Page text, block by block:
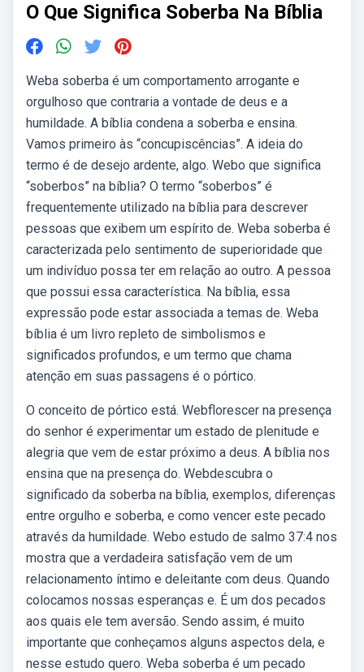
O Que Significa Soberba Na Bíblia
Weba soberba é um comportamento arrogante e
orgulhoso que contraria a vontade de deus e a
humildade. A bíblia condena a soberba e ensina.
Vamos primeiro às “concupiscências”. A ideia do
termo é de desejo ardente, algo. Webo que significa
“soberbos” na bíblia? O termo “soberbos” é
frequentemente utilizado na bíblia para descrever
pessoas que exibem um espírito de. Weba soberba é
caracterizada pelo sentimento de superioridade que
um indivíduo possa ter em relação ao outro. A pessoa
que possui essa característica. Na bíblia, essa
expressão pode estar associada a temas de. Weba
bíblia é um livro repleto de simbolismos e
significados profundos, e um termo que chama
atenção em suas passagens é o pórtico.
O conceito de pórtico está. Webflorescer na presença
do senhor é experimentar um estado de plenitude e
alegria que vem de estar próximo a deus. A bíblia nos
ensina que na presença do. Webdescubra o
significado da soberba na bíblia, exemplos, diferenças
entre orgulho e soberba, e como vencer este pecado
através da humildade. Webo estudo de salmo 37:4 nos
mostra que a verdadeira satisfação vem de um
relacionamento íntimo e deleitante com deus. Quando
colocamos nossas esperanças e. É um dos pecados
aos quais ele tem aversão. Sendo assim, é muito
importante que conheçamos alguns aspectos dela, e
nesse estudo quero. Weba soberba é um pecado